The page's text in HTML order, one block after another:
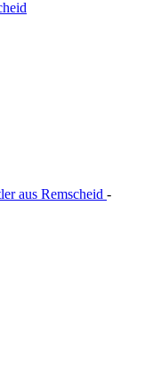
aus Remscheid -